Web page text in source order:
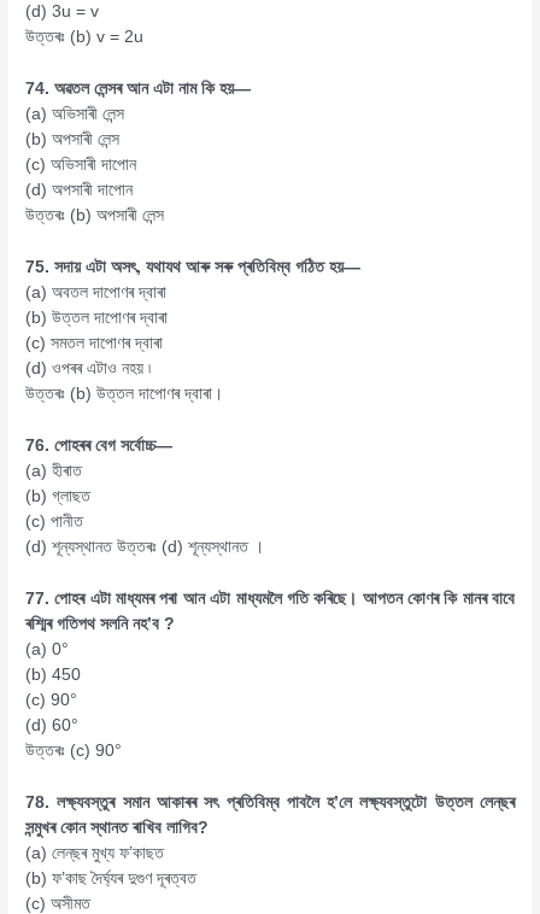
(d) 3u = v
উত্তৰঃ (b) v = 2u
74. অৱতল লেন্সৰ আন এটা নাম কি হয়—
(a) অভিসাৰী লেন্স
(b) অপসাৰী লেন্স
(c) অভিসাৰী দাপোন
(d) অপসাৰী দাপোন
উত্তৰঃ (b) অপসাৰী লেন্স
75. সদায় এটা অসৎ, যথাযথ আৰু সৰু প্ৰতিবিম্ব গঠিত হয়—
(a) অবতল দাপোণৰ দ্বাৰা
(b) উত্তল দাপোণৰ দ্বাৰা
(c) সমতল দাপোণৰ দ্বাৰা
(d) ওপৰৰ এটাও নহয় ৷
উত্তৰঃ (b) উত্তল দাপোণৰ দ্বাৰা।
76. পোহৰৰ বেগ সর্বোচ্চ—
(a) হীৰাত
(b) গ্লাছত
(c) পানীত
(d) শূন্যস্থানত উত্তৰঃ (d) শূন্যস্থানত ।
77. পোহৰ এটা মাধ্যমৰ পৰা আন এটা মাধ্যমলৈ গতি কৰিছে। আপতন কোণৰ কি মানৰ বাবে
ৰশ্মিৰ গতিপথ সলনি নহ’ব ?
(a) 0°
(b) 450
(c) 90°
(d) 60°
উত্তৰঃ (c) 90°
78. লক্ষ্যবস্তুৰ সমান আকাৰৰ সৎ প্ৰতিবিম্ব পাবলৈ হ’লে লক্ষ্যবস্তুটো উত্তল লেন্‌ছৰ
সন্মুখৰ কোন স্থানত ৰাখিব লাগিব?
(a) লেন্‌ছৰ মুখ্য ফ’কাছত
(b) ফ’কাছ দৈৰ্ঘ্যৰ দুগুণ দূৰত্বত
(c) অসীমত